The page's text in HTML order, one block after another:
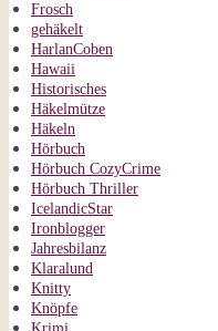
Frosch
gehäkelt
HarlanCoben
Hawaii
Historisches
Häkelmütze
Häkeln
Hörbuch
Hörbuch CozyCrime
Hörbuch Thriller
IcelandicStar
Ironblogger
Jahresbilanz
Klaralund
Knitty
Knöpfe